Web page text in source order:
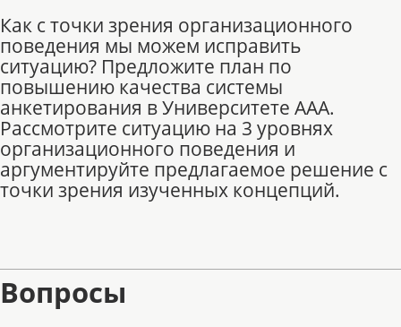
Как с точки зрения организационного
поведения мы можем исправить
ситуацию? Предложите план по
повышению качества системы
анкетирования в Университете ААА.
Рассмотрите ситуацию на 3 уровнях
организационного поведения и
аргументируйте предлагаемое решение с
точки зрения изученных концепций.
Вопросы